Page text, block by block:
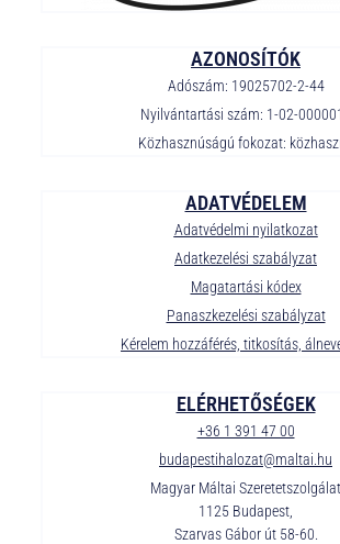
ELÉRHETŐSÉGEK
+36 1 391 47 00
budapestihalozat@maltai.hu
Magyar Máltai Szeretetszolgálat
1125 Budapest,
Szarvas Gábor út 58-60.
ADATVÉDELEM
Adatvédelmi nyilatkozat
Adatkezelési szabályzat
Magatartási kódex
Panaszkezelési szabályzat
Kérelem hozzáférés, titkosítás,
AZONOSÍTÓK
Adószám: 19025702-2-44
Nyilvántartási szám: 1-02-
Közhasznúságú fokozat: